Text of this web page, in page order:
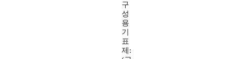
구
성
용
기
표
제: